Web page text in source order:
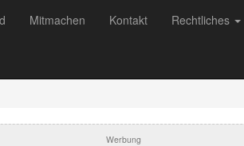
Mitmachen Kontakt Rechtliches
Werbung